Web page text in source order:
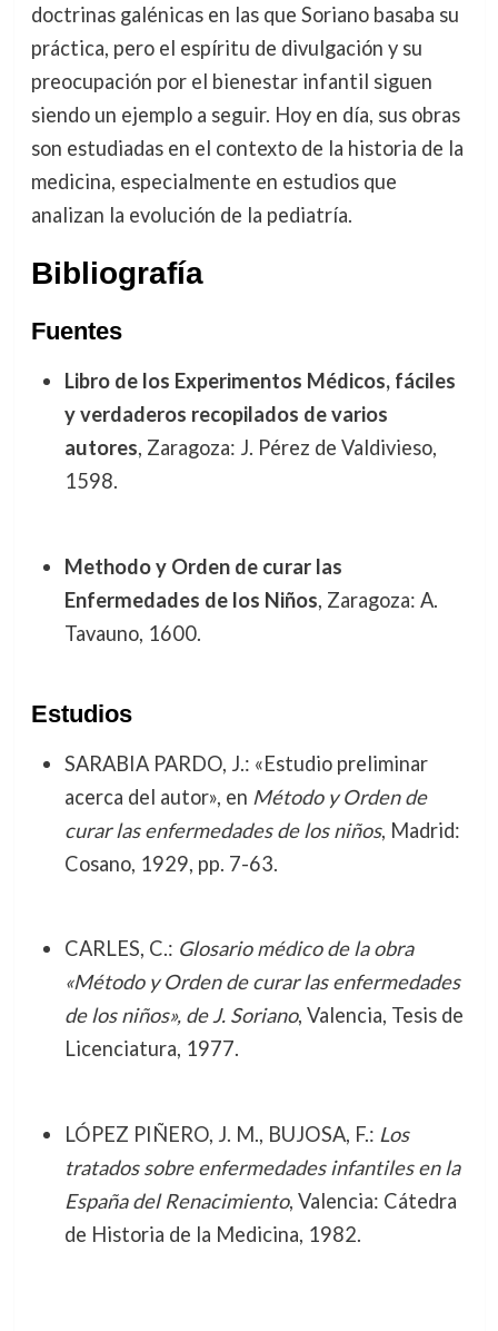
doctrinas galénicas en las que Soriano basaba su
práctica, pero el espíritu de divulgación y su
preocupación por el bienestar infantil siguen
siendo un ejemplo a seguir. Hoy en día, sus obras
son estudiadas en el contexto de la historia de la
medicina, especialmente en estudios que
analizan la evolución de la pediatría.
Bibliografía
Fuentes
Libro de los Experimentos Médicos, fáciles
y verdaderos recopilados de varios
autores, Zaragoza: J. Pérez de Valdivieso,
1598.
Methodo y Orden de curar las
Enfermedades de los Niños, Zaragoza: A.
Tavauno, 1600.
Estudios
SARABIA PARDO, J.: «Estudio preliminar
acerca del autor», en Método y Orden de
curar las enfermedades de los niños, Madrid:
Cosano, 1929, pp. 7-63.
CARLES, C.: Glosario médico de la obra
«Método y Orden de curar las enfermedades
de los niños», de J. Soriano, Valencia, Tesis de
Licenciatura, 1977.
LÓPEZ PIÑERO, J. M., BUJOSA, F.: Los
tratados sobre enfermedades infantiles en la
España del Renacimiento, Valencia: Cátedra
de Historia de la Medicina, 1982.